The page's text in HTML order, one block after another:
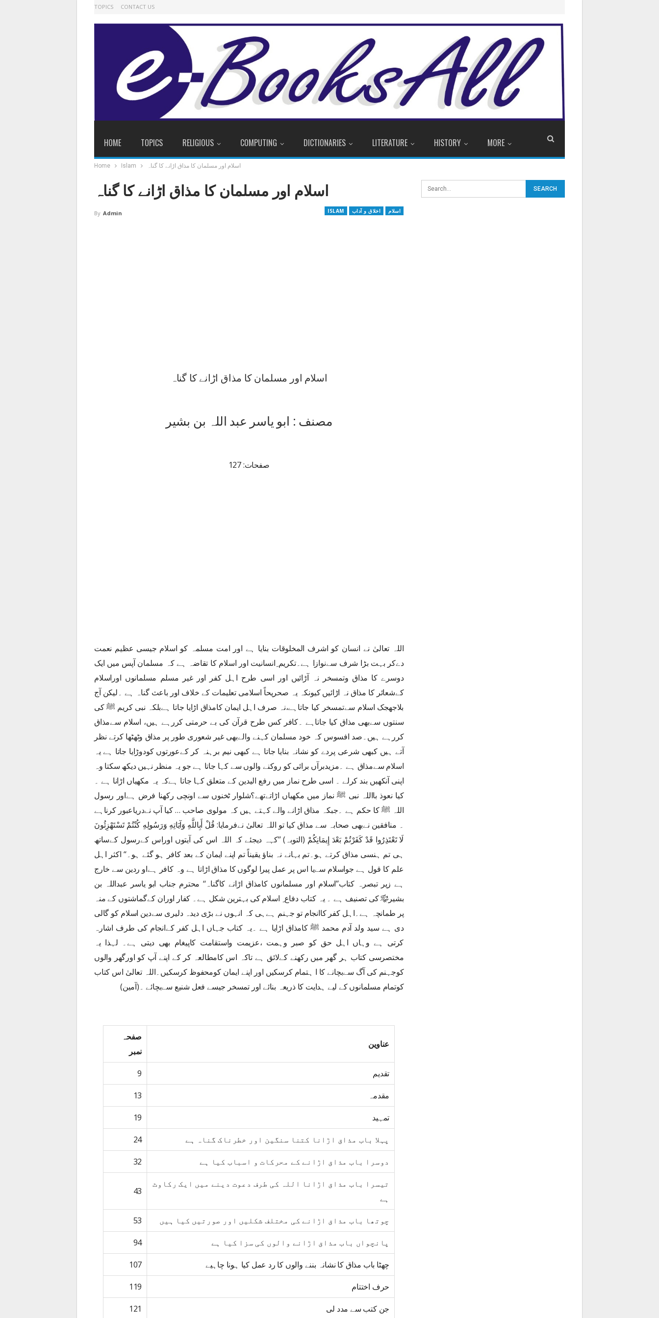
TOPICS CONTACT US
HOME TOPICS RELIGIOUS COMPUTING DICTIONARIES LITERATURE HISTORY MORE
Home Islam اسلام اور مسلمان کا مذاق اڑانے کا گناہ
اسلام اور مسلمان کا مذاق اڑانے کا گناہ
ISLAM اخلاق و آداب اسلام By Admin
اسلام اور مسلمان کا مذاق اڑانے کا گناہ
مصنف : ابو یاسر عبد اللہ بن بشیر
صفحات: 127
اللہ تعالیٰ نے انسان کو اشرف المخلوقات بنایا ہے اور امت مسلمہ کو اسلام جیسی عظیم نعمت
دےکر بہت بڑا شرف سےنوازا ہے۔تکریم ِانسانیت اور اسلام کا تقاضہ ہے کہ مسلمان آپس میں ایک
دوسرے کا مذاق وتمسخر نہ آڑائیں اور اسی طرح اہل کفر اور غیر مسلم مسلمانوں اوراسلام
کےشعائر کا مذاق نہ اڑائیں کیونکہ یہ صحریحاً اسلامی تعلیمات کے خلاف اور باعث گناہ ہے ۔لیکن آج
بلاجھجک اسلام سےتمسخر کیا جاتاہے،نہ صرف اہل ایمان کامذاق اڑایا جاتا ہےبلکہ نبی کریم ﷺ کی
سنتوں سےبھی مذاق کیا جاتاہے ۔کافر کس طرح قرآن کی بے حرمتی کررہے ہیں، اسلام سےمذاق
کررہے ہیں۔صد افسوس کہ خود مسلمان کہنے والےبھی غیر شعوری طور پر مذاق وٹھٹھا کرتے نظر
آتے ہیں کبھی شرعی پردے کو نشانہ بنایا جاتا ہے کبھی نیم برہنہ کر کےعورتوں کودوڑایا جاتا ہے یہ
اسلام سےمذاق ہے ۔مزیدبرآں برائی کو روکنے والوں سے کہا جاتا ہے جو یہ منظر نہیں دیکھ سکتا وہ
اپنی آنکھیں بند کرلے ۔ اسی طرح نماز میں رفع الیدین کے متعلق کہا جاتا ہےکہ یہ مکھیاں اڑانا ہے ۔
کیا نعوذ بااللہ نبی ﷺ نماز میں مکھیاں اڑاتےتھے؟شلوار ٹخنوں سے اونچی رکھنا فرض ہےاور رسول
اللہ ﷺ کا حکم ہے ۔جبکہ مذاق اڑانے والے کہتے ہیں کہ مولوی صاحب … کیا آپ نےدریاعبور کرناہے
۔ منافقین نےبھی صحابہ سے مذاق کیا تو اللہ تعالیٰ نےفرمایا: قُلْ أَبِاللَّهِ وَآيَاتِهِ وَرَسُولِهِ كُنْتُمْ تَسْتَهْزِئُونَ
لَا تَعْتَذِرُوا قَدْ كَفَرْتُمْ بَعْدَ إِيمَانِكُمْ (التوبہ) ’’کہہ دیجئے کہ اللہ اس کی آیتوں اوراس کےرسول کےساتھ
ہی تم ہنسی مذاق کرتے ہو۔تم بہانے نہ بناؤ یقیناً تم اپنے ایمان کے بعد کافر ہو گئے ہو۔‘‘ اکثر اہل
علم کا قول ہے جواسلام سےیا اس پر عمل پیرا لوگوں کا مذاق اڑاتا ہے وہ کافر ہےاو ردین سے خارج
ہے زیر تبصرہ کتاب’’اسلام اور مسلمانوں کامذاق اڑانے کاگناہ‘‘ محترم جناب ابو یاسر عبداللہ بن
بشیر﷾ کی تصنیف ہے ۔ یہ کتاب دفاع ِ اسلام کی بہترین شکل ہے۔ کفار اوران کےگماشتوں کے منہ
پر طمانچہ ہے۔اہل کفر کاانجام تو جہنم ہےہی کہ انہوں نے بڑی دیدہ دلیری سےدین اسلام کو گالی
دی ہے سید ولد آدم محمد ﷺ کامذاق اڑایا ہے ۔یہ کتاب جہاں اہل کفر کےانجام کی طرف اشارہ
کرتی ہے وہاں اہل حق کو صبر وہمت ،عزیمت واستقامت کاپیغام بھی دیتی ہے۔ لہذا یہ
مختصرسی کتاب ہر گھر میں رکھنے کےلائق ہے تاکہ اس کامطالعہ کر کے اپنے آپ کو اورگھر والوں
کوجہنم کی آگ سےبچانے کا ا ہتمام کرسکیں اور اپنے ایمان کومحفوظ کرسکیں۔اللہ تعالیٰ اس کتاب
کوتمام مسلمانوں کے لیے ہدایت کا ذریعہ بنائے اور تمسخر جیسے فعل شنیع سےبچائے ۔(آمین)
عناوین
صفحہ
نمبر
تقدیم 9
مقدمہ 13
تمہید 19
پہلا باب مذاق اڑانا کتنا سنگین اور خطرناک گناہ ہے 24
دوسرا باب مذاق اڑانے کے محرکات و اسباب کیا ہے 32
تیسرا باب مذاق اڑانا اللہ کی طرف دعوت دینے میں ایک رکاوٹ
ہے
43
چوتھا باب مذاق اڑانے کی مختلف شکلیں اور صورتیں کیا ہیں 53
پانچواں باب مذاق اڑانے والوں کی سزا کیا ہے 94
چھٹا باب مذاق کا نشانہ بننے والوں کا رد عمل کیا ہونا چاہیے 107
حرف اختتام 119
جن کتب سے مدد لی 121